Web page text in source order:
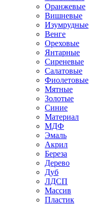
Оранжевые
Вишневые
Изумрудные
Венге
Ореховые
Янтарные
Сиреневые
Салатовые
Фиолетовые
Мятные
Золотые
Синие
Материал
МДФ
Эмаль
Акрил
Береза
Дерево
Дуб
ЛДСП
Массив
Пластик